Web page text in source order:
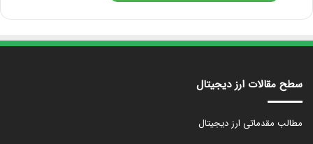
سطح مقالات ارز دیجیتال
مطالب مقدماتی ارز دیجیتال